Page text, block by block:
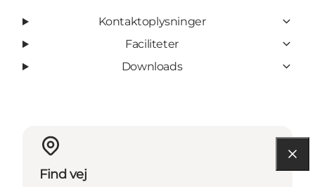
Kontaktoplysninger
Faciliteter
Downloads
Find vej